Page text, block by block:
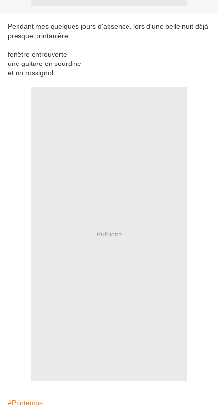
Pendant mes quelques jours d'absence, lors d'une belle nuit déjà
presque printanière :
fenêtre entrouverte
une guitare en sourdine
et un rossignol
Publicité
#Printemps